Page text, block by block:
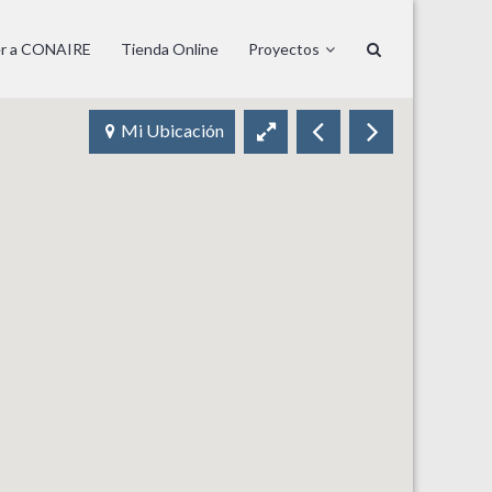
a CONAIRE Tienda Online Proyectos
Mi Ubicación